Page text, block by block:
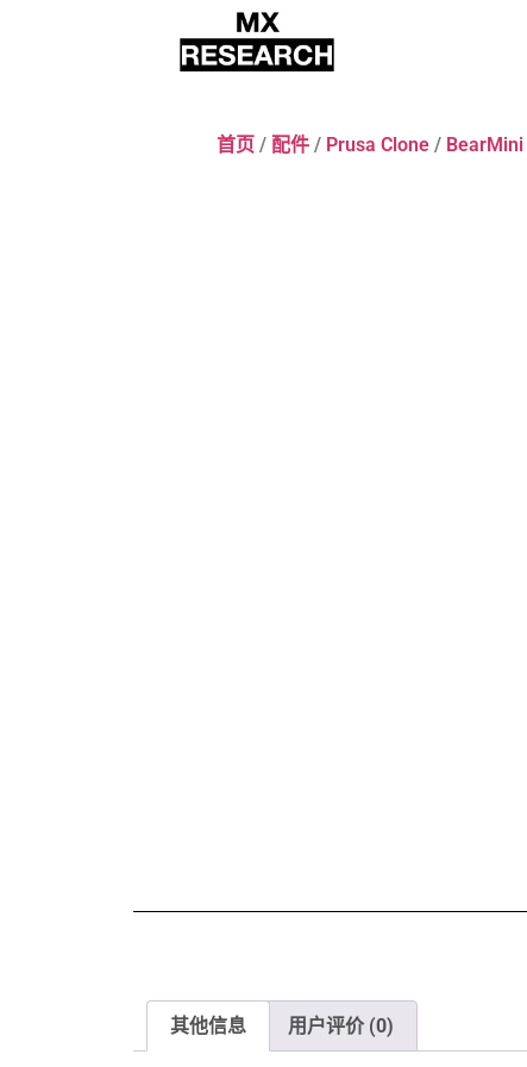
首页 / 配件 / Prusa Clone / BearMini
其他信息 用户评价 (0)